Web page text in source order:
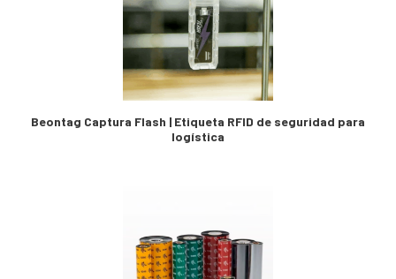
Beontag Captura Flash | Etiqueta RFID de seguridad para
logística